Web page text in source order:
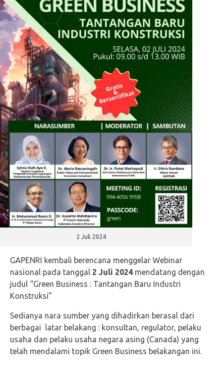
2 Juli 2024
GAPENRI kembali berencana menggelar Webinar
nasional pada tanggal 2 Juli 2024 mendatang dengan
judul “Green Business : Tantangan Baru Industri
Konstruksi”
Sedianya nara sumber yang dihadirkan berasal dari
berbagai latar belakang : konsultan, regulator, pelaku
usaha dan pelaku usaha negara asing (Canada) yang
telah mendalami topik Green Business belakangan ini.